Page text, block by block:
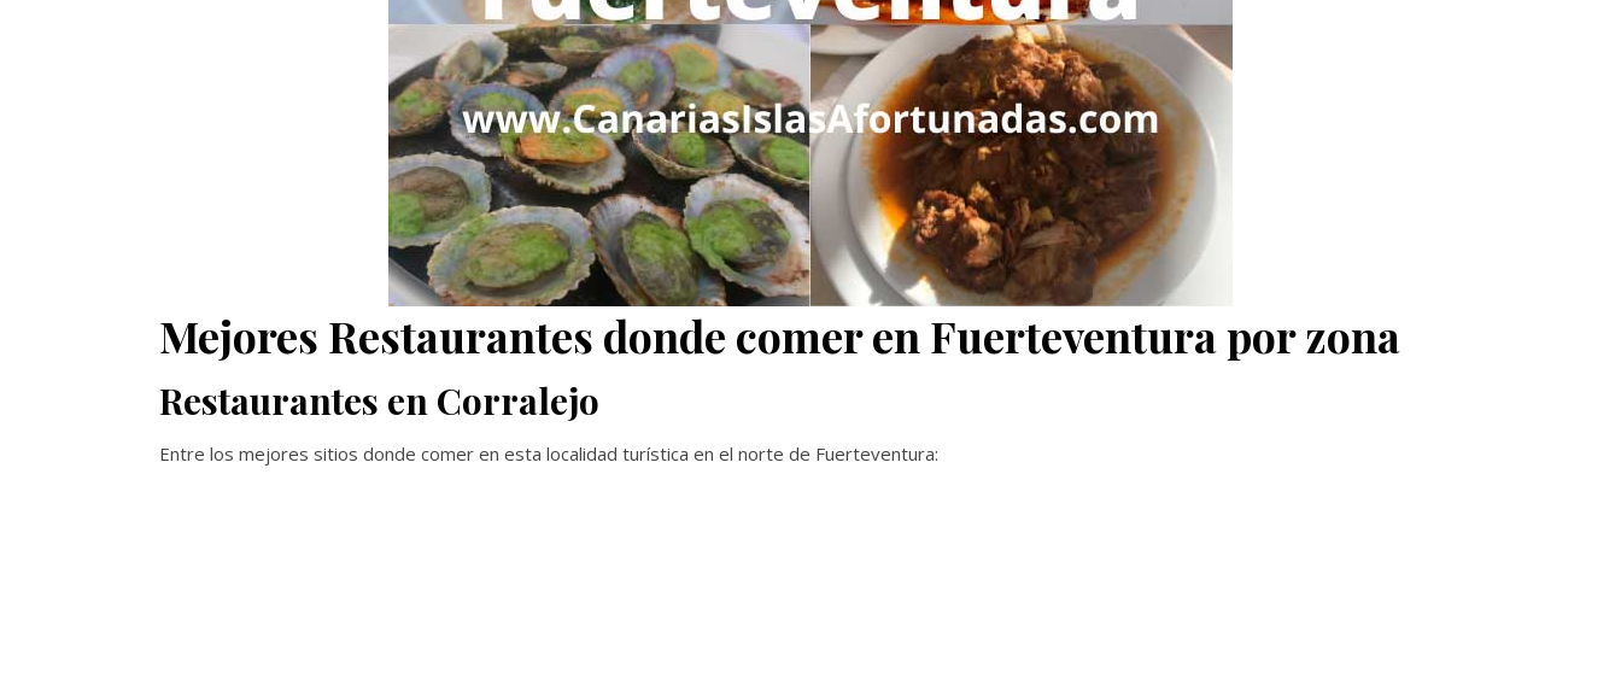
Mejores Restaurantes donde comer en Fuerteventura por zona
Restaurantes en Corralejo
Entre los mejores sitios donde comer en esta localidad turística en el norte de Fuerteventura: